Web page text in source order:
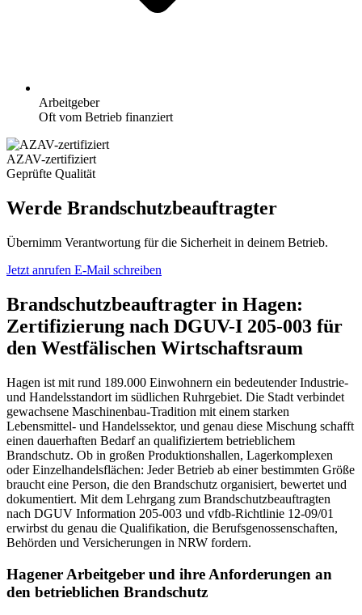
Arbeitgeber
Oft vom Betrieb finanziert
AZAV-zertifiziert
Geprüfte Qualität
Werde Brandschutzbeauftragter
Übernimm Verantwortung für die Sicherheit in deinem Betrieb.
Jetzt anrufen E-Mail schreiben
Brandschutzbeauftragter in Hagen:
Zertifizierung nach DGUV-I 205-003 für
den Westfälischen Wirtschaftsraum
Hagen ist mit rund 189.000 Einwohnern ein bedeutender Industrie-
und Handelsstandort im südlichen Ruhrgebiet. Die Stadt verbindet
gewachsene Maschinenbau-Tradition mit einem starken
Lebensmittel- und Handelssektor, und genau diese Mischung schafft
einen dauerhaften Bedarf an qualifiziertem betrieblichem
Brandschutz. Ob in großen Produktionshallen, Lagerkomplexen
oder Einzelhandelsflächen: Jeder Betrieb ab einer bestimmten Größe
braucht eine Person, die den Brandschutz organisiert, bewertet und
dokumentiert. Mit dem Lehrgang zum Brandschutzbeauftragten
nach DGUV Information 205-003 und vfdb-Richtlinie 12-09/01
erwirbst du genau die Qualifikation, die Berufsgenossenschaften,
Behörden und Versicherungen in NRW fordern.
Hagener Arbeitgeber und ihre Anforderungen an
den betrieblichen Brandschutz